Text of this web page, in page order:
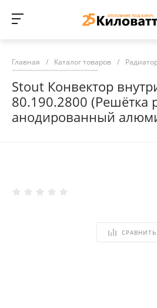
Главная / Каталог товаров /
Stout Конвектор
80.190.2800 (Решётка
анодированный
СРАВНИТЬ